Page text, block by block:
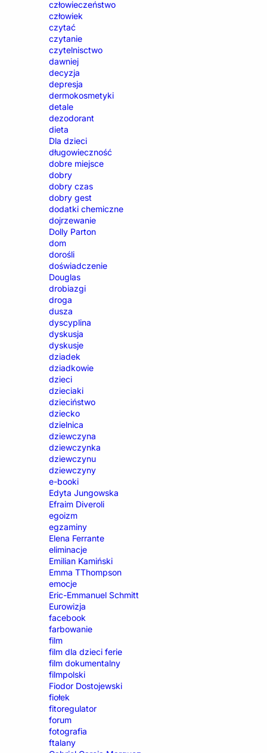
człowieczeństwo
człowiek
czytać
czytanie
czytelnisctwo
dawniej
decyzja
depresja
dermokosmetyki
detale
dezodorant
dieta
Dla dzieci
długowieczność
dobre miejsce
dobry
dobry czas
dobry gest
dodatki chemiczne
dojrzewanie
Dolly Parton
dom
dorośli
doświadczenie
Douglas
drobiazgi
droga
dusza
dyscyplina
dyskusja
dyskusje
dziadek
dziadkowie
dzieci
dzieciaki
dzieciństwo
dziecko
dzielnica
dziewczyna
dziewczynka
dziewczynu
dziewczyny
e-booki
Edyta Jungowska
Efraim Diveroli
egoizm
egzaminy
Elena Ferrante
eliminacje
Emilian Kamiński
Emma TThompson
emocje
Eric-Emmanuel Schmitt
Eurowizja
facebook
farbowanie
film
film dla dzieci ferie
film dokumentalny
filmpolski
Fiodor Dostojewski
fiołek
fitoregulator
forum
fotografia
ftalany